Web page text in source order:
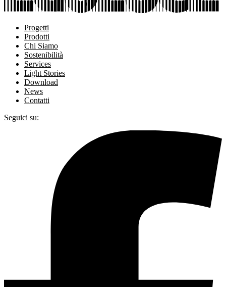
Progetti
Prodotti
Chi Siamo
Sostenibilità
Services
Light Stories
Download
News
Contatti
Seguici su: